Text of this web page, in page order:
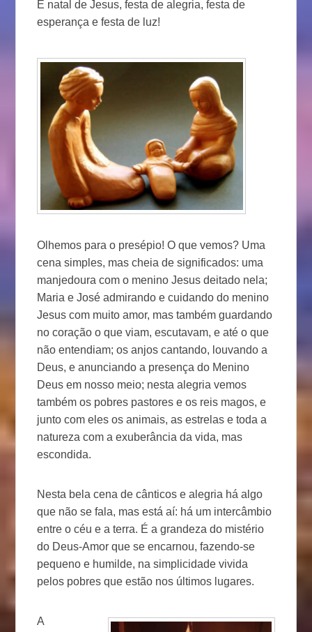
É natal de Jesus, festa de alegria, festa de
esperança e festa de luz!
Olhemos para o presépio! O que vemos? Uma
cena simples, mas cheia de significados: uma
manjedoura com o menino Jesus deitado nela;
Maria e José admirando e cuidando do menino
Jesus com muito amor, mas também guardando
no coração o que viam, escutavam, e até o que
não entendiam; os anjos cantando, louvando a
Deus, e anunciando a presença do Menino
Deus em nosso meio; nesta alegria vemos
também os pobres pastores e os reis magos, e
junto com eles os animais, as estrelas e toda a
natureza com a exuberância da vida, mas
escondida.
Nesta bela cena de cânticos e alegria há algo
que não se fala, mas está aí: há um intercâmbio
entre o céu e a terra. É a grandeza do mistério
do Deus-Amor que se encarnou, fazendo-se
pequeno e humilde, na simplicidade vivida
pelos pobres que estão nos últimos lugares.
A